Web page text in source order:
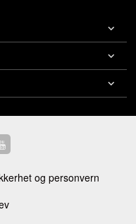
og personvern